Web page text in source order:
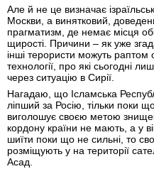
Але й не це визначає
Москви, а винятковий,
прагматизм, де немає місця
щирості. Причини – як уже
інші терористи можуть раптом
технології, про які сьогодні
через ситуацію в Сирії.
Нагадаю, що Ісламська
ліпший за Росію, тільки поки
виголошує своєю метою
кордону країни не мають, а у
шиїти поки що не сильні, то
розміщують у на території
Асад.